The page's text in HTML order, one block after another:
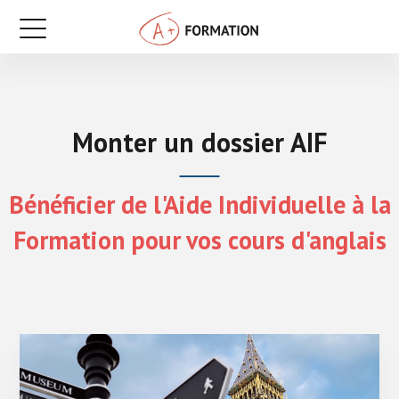
Monter un dossier AIF
Bénéficier de l'Aide Individuelle à la
Formation pour vos cours d'anglais